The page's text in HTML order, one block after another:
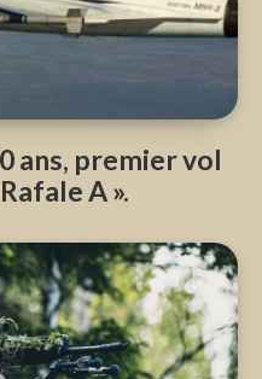
ans, premier vol
A ».